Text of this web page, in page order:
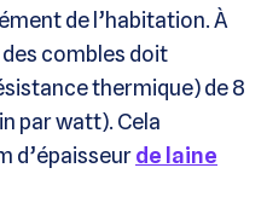
de l’habitation. À
combles doit
thermique) de 8
par watt). Cela
d’épaisseurde laine